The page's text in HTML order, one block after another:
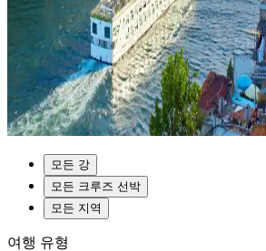
모든 강
모든 크루즈 선박
모든 지역
여행 유형